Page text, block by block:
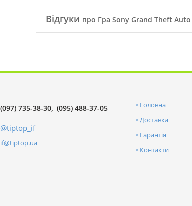
Відгуки про Гра Sony Grand Theft Auto
(097) 735-38-30 (095) 488-37-05
@tiptop_if
if@tiptop.ua
Головна
Доставка
Гарантія
Контакти